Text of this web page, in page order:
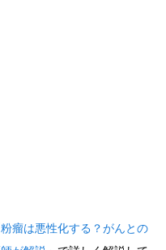
粉瘤は悪性化する？がんとの